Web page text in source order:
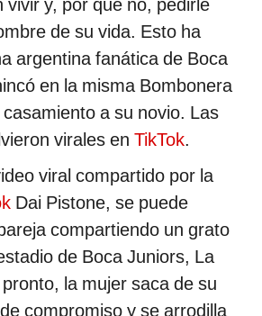
de su vida. Esto ha
argentina fanática de Boca
en la misma Bombonera
a su novio. Las
virales en TikTok.
viral compartido por la
Dai Pistone, se puede
compartiendo un grato
de Boca Juniors, La
la mujer saca de su
compromiso y se arrodilla